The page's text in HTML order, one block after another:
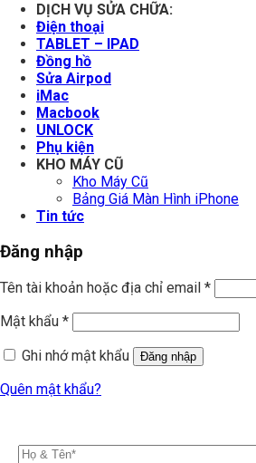
DỊCH VỤ SỬA CHỮA:
Điện thoại
TABLET – IPAD
Đồng hồ
Sửa Airpod
iMac
Macbook
UNLOCK
Phụ kiện
KHO MÁY CŨ
Kho Máy Cũ
Bảng Giá Màn Hình iPhone
Tin tức
Đăng nhập
Tên tài khoản hoặc địa chỉ email *
Mật khẩu *
Ghi nhớ mật khẩu
Đăng nhập
Quên mật khẩu?